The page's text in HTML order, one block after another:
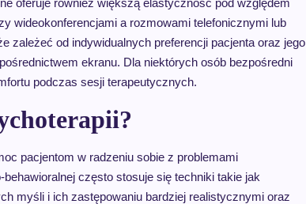
oferuje również większą elastyczność pod względem
wideokonferencjami a rozmowami telefonicznymi lub
zależeć od indywidualnych preferencji pacjenta oraz jego
ekranu. Dla niektórych osób bezpośredni
podczas sesji terapeutycznych.
pacjentom w radzeniu sobie z problemami
często stosuje się techniki takie jak
myśli i ich zastępowaniu bardziej realistycznymi oraz